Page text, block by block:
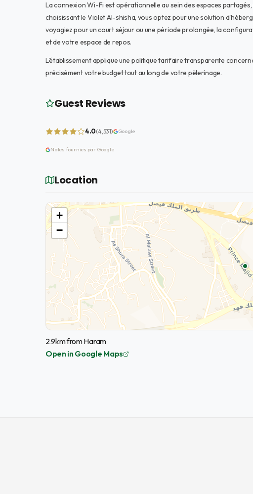
La connexion Wi-Fi est opérationnelle au sein des espaces
choisissant le Violet Al-shisha, vous optez pour une solution
voyagiez pour un court séjour ou une période prolongée, la
et de votre espace de repos.
L'établissement applique une politique tarifaire transparente
précisément votre budget tout au long de votre pèlerinage.
Guest Reviews
4.0(4,531) Google
Notes fournies par Google
Location
+
−
2.9km from Haram
Open in Google Maps